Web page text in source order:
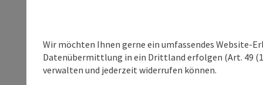
Wir möchten Ihnen gerne ein umfassendes Website-
Datenübermittlung in ein Drittland erfolgen (Art. 49
verwalten und jederzeit widerrufen können.